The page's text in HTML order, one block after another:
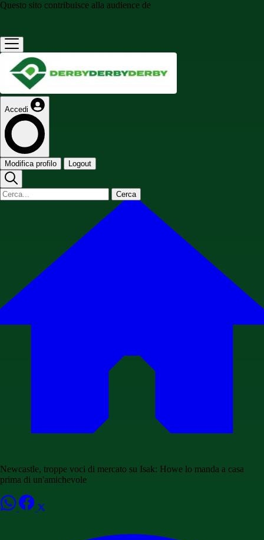
Questo sito contribuisce alla audience de
Accedi
Modifica profilo Logout
Cerca
Newcastle, troppe voci di mercato su Isak: Howe lo manda a casa
prima di un'amichevole